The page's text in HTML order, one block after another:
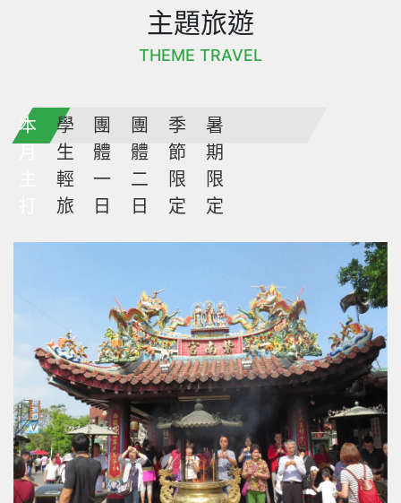
本
學
生
輕
旅
團
體
一
日
團
體
二
日
季
節
限
定
暑
期
限
定
主題旅遊
THEME TRAVEL